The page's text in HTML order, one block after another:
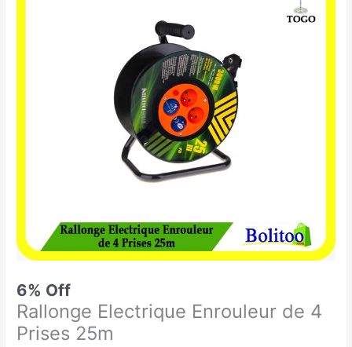
6% Off
Rallonge Electrique Enrouleur de 4
Prises 25m
35.000 CFA.
33.000 CFA.